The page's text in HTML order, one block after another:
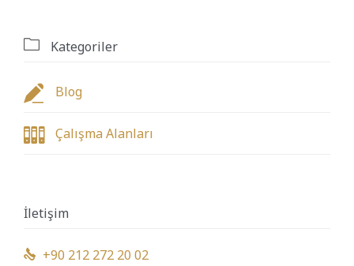
 Kategoriler
 Blog
 Çalışma Alanları
İletişim
 +90 212 272 20 02